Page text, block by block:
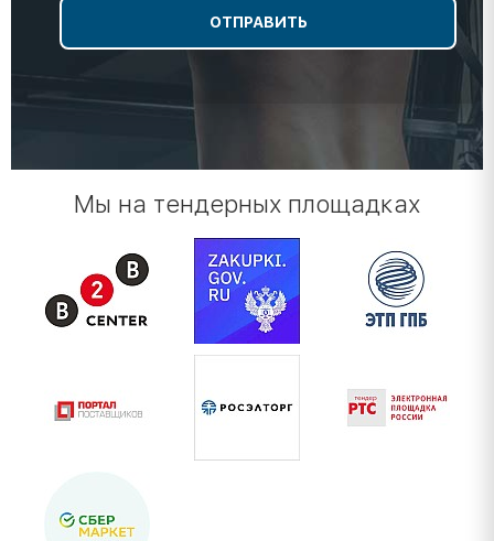
Мы на тендерных площадках